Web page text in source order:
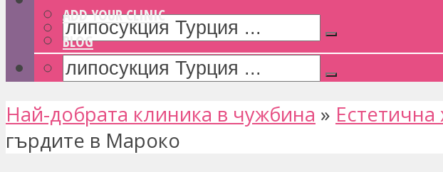
ADD YOUR CLINIC
BLOG
Най-добрата клиника в чужбина » Естетична
гърдите в Мароко